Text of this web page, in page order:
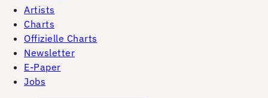
Artists
Charts
Offizielle Charts
Newsletter
E-Paper
Jobs